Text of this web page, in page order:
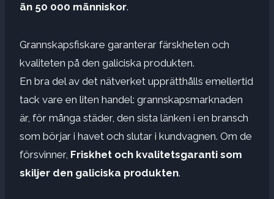
än 50 000 människor.
Grannskapsfiskare garanterar färskheten och
kvaliteten på den galiciska produkten.
En bra del av det nätverket upprätthålls emellertid
tack vare en liten handel: grannskapsmarknaden
är, för många städer, den sista länken i en bransch
som börjar i havet och slutar i kundvagnen. Om de
försvinner, Friskhet och kvalitetsgaranti som
skiljer den galiciska produkten.